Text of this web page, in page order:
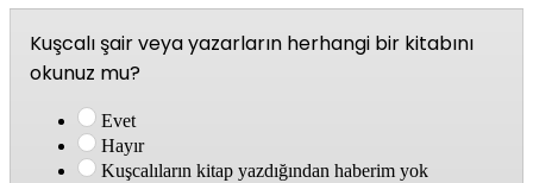
Kuşcalı şair veya yazarların herhangi bir kitabını
okunuz mu?
Evet
Hayır
Kuşcalıların kitap yazdığından haberim yok